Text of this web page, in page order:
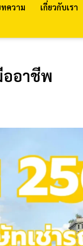
ความ เกี่ยวกับเรา
ออาชีพ